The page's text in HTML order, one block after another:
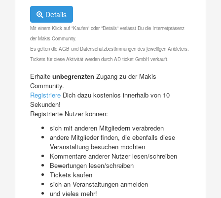
Details
Mit einem Klick auf "Kaufen" oder "Details" verlässt Du die Internetpräsenz
der Makis Community.
Es gelten die AGB und Datenschutzbestimmungen des jeweiligen Anbieters.
Tickets für diese Aktivität werden durch AD ticket GmbH verkauft.
Erhalte unbegrenzten Zugang zu der Makis
Community.
Registriere Dich dazu kostenlos innerhalb von 10
Sekunden!
Registrierte Nutzer können:
sich mit anderen Mitgliedern verabreden
andere Mitglieder finden, die ebenfalls diese
Veranstaltung besuchen möchten
Kommentare anderer Nutzer lesen/schreiben
Bewertungen lesen/schreiben
Tickets kaufen
sich an Veranstaltungen anmelden
und vieles mehr!